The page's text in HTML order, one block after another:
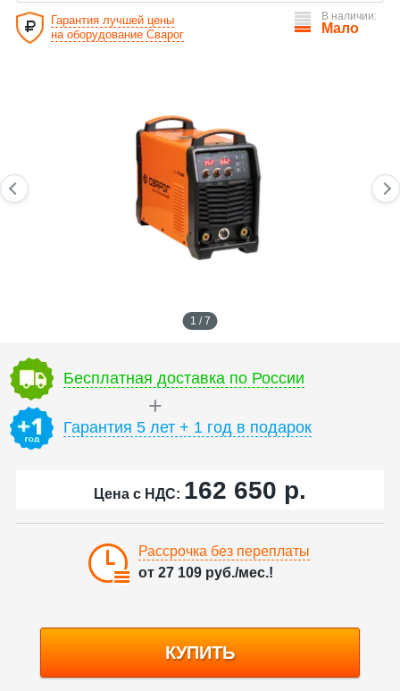
Гарантия лучшей цены
на оборудование Сварог
В наличии:
Мало
1 / 7
Бесплатная доставка по России
Гарантия 5 лет + 1 год в подарок
Цена с НДС: 162 650 р.
Рассрочка без переплаты
от 27 109 руб./мес.!
КУПИТЬ